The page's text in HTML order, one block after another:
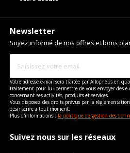
Newsletter
Soyez informé de nos offres et bons
Votre adresse e-mail sera traitée par Allopneus en
traitement pour lui permettre de vous envoyer des
concernant ses activités, produits et services.
Vous disposez des droits prévus par la
désinscrire à tout moment.
Plus d'informations : la politique de gestion des
Suivez nous sur les réseaux